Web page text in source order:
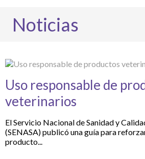
Noticias
Uso responsable de
veterinarios
El Servicio Nacional de Sanidad y
(SENASA) publicó una guía para
producto...